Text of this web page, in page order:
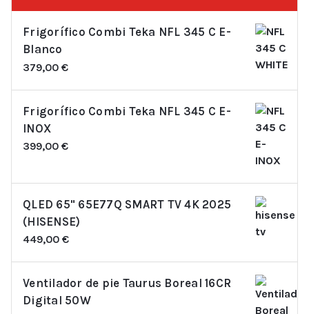
Frigorífico Combi Teka NFL 345 C E-
Blanco
379,00 €
Frigorífico Combi Teka NFL 345 C E-
INOX
399,00 €
QLED 65" 65E77Q SMART TV 4K 2025
(HISENSE)
449,00 €
Ventilador de pie Taurus Boreal 16CR
Digital 50W